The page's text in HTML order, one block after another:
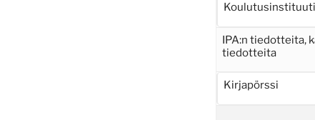
IPA:n tiedotteita,
tiedotteita
Kirjapörssi